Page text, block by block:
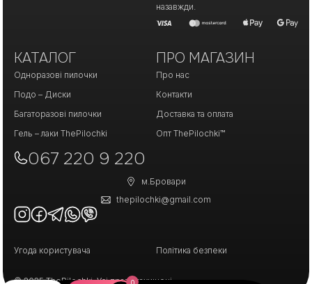
назавжди.
КАТАЛОГ
Одноразові пилочки
Подо – Диски
Багаторазові пилочки
Гель – лаки ThePilochki
ПРО МАГАЗИН
Про нас
Контакти
Доставка та оплата
Опт ThePilochki™
067 220 9 220
м.Бровари
thepilochki@gmail.com
Угода користувача Політика безпеки
© 2025 ThePilochki. Усі права захищені.